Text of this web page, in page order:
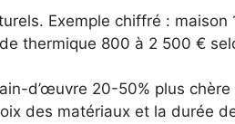
Exemple chiffré :
thermique 800 à 2 500 €
d’œuvre 20-50% plus
des matériaux et la durée